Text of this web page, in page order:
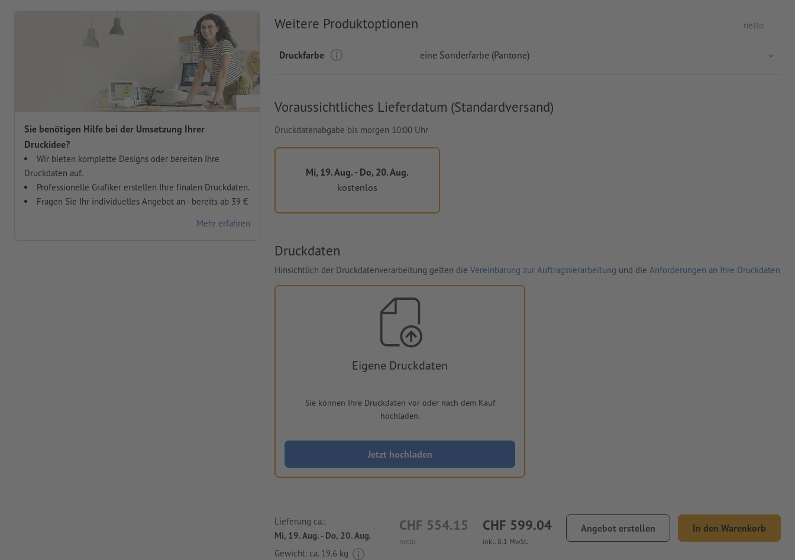
Sie benötigen Hilfe bei der Umsetzung Ihrer
Druckidee?
Wir bieten komplette Designs oder bereiten Ihre
Druckdaten auf.
Professionelle Grafiker erstellen Ihre finalen Druckdaten.
Fragen Sie Ihr individuelles Angebot an - bereits ab 39 €
Mehr erfahren
Weitere Produktoptionen netto
Druckfarbe eine Sonderfarbe (Pantone)
Voraussichtliches Lieferdatum (Standardversand)
Druckdatenabgabe bis morgen 10:00 Uhr
Mi, 19. Aug. - Do, 20. Aug.
kostenlos
Druckdaten
Hinsichtlich der Druckdatenverarbeitung gelten die Vereinbarung zur Auftragsverarbeitung und die Anforderungen an Ihre Druckdaten
Eigene Druckdaten
Sie können Ihre Druckdaten vor oder nach dem Kauf
hochladen.
Jetzt hochladen
netto
CHF 554.15
inkl. 8.1 MwSt.
CHF 599.04 Angebot erstellen In den Warenkorb
Lieferung ca.:
Mi, 19. Aug. - Do, 20. Aug.
Gewicht: ca. 19.6 kg